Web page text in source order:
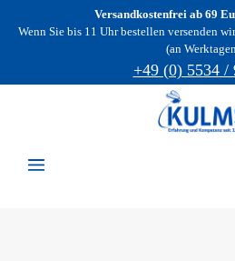
Zum Hauptinhalt springen
Versandkostenfrei ab 69
Wenn Sie bis 11 Uhr bestellen versenden
(an
+49 (0) 5534 /